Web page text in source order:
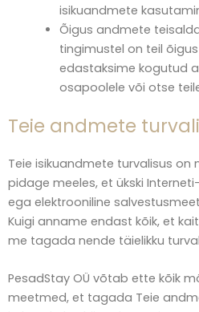
isikuandmete
Õigus andmete
tingimustel on teil
edastaksime kogutud
osapoolele või otse
Teie andmete
Teie isikuandmete turvalisus on
pidage meeles, et ükski
ega elektrooniline
Kuigi anname endast kõik, et
me tagada nende täielikku
PesadStay OÜ võtab ette kõik
meetmed, et tagada Teie